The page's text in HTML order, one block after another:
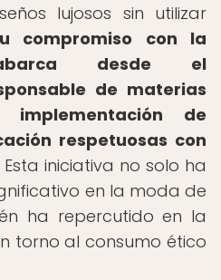
lujosos sin utilizar
compromiso con la
desde el
de materias
de
respetuosas con
Esta iniciativa no solo ha
en la moda de
ha repercutido en la
torno al consumo ético